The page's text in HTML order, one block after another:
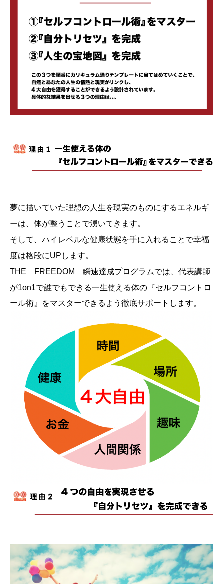
夢に描いていた理想の人生を現実のものにするエネルギ
ーは、体が整うことで湧いてきます。
そして、ハイレベルな健康状態を手に入れることで幸福
度は格段にUPします。
THE FREEDOM 瞬速達成プログラムでは、代表講師
が1on1で誰でもできる一生使える体の『セルフコントロ
ール術』をマスターできるよう徹底サポートします。